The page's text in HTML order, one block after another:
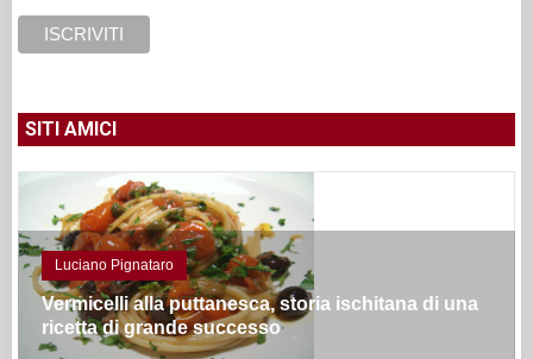
SITI AMICI
Luciano Pignataro
Vermicelli alla puttanesca, storia ischitana di una
ricetta di grande successo